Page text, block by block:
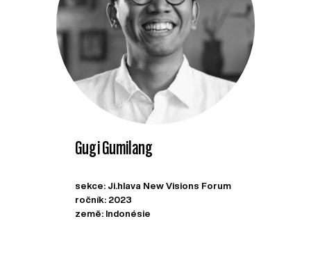
Gugi Gumilang
sekce: Ji.hlava New Visions Forum
ročník: 2023
země: Indonésie